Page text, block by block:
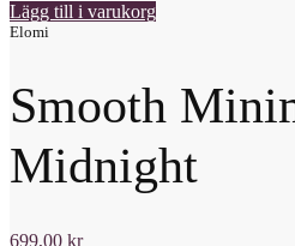
Lägg till i varukorg
Elomi
Smooth
Midnight
699,00 kr